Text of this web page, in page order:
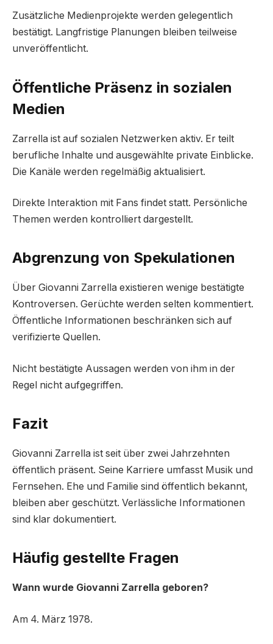
Zusätzliche Medienprojekte werden gelegentlich
bestätigt. Langfristige Planungen bleiben teilweise
unveröffentlicht.
Öffentliche Präsenz in sozialen
Medien
Zarrella ist auf sozialen Netzwerken aktiv. Er teilt
berufliche Inhalte und ausgewählte private Einblicke.
Die Kanäle werden regelmäßig aktualisiert.
Direkte Interaktion mit Fans findet statt. Persönliche
Themen werden kontrolliert dargestellt.
Abgrenzung von Spekulationen
Über Giovanni Zarrella existieren wenige bestätigte
Kontroversen. Gerüchte werden selten kommentiert.
Öffentliche Informationen beschränken sich auf
verifizierte Quellen.
Nicht bestätigte Aussagen werden von ihm in der
Regel nicht aufgegriffen.
Fazit
Giovanni Zarrella ist seit über zwei Jahrzehnten
öffentlich präsent. Seine Karriere umfasst Musik und
Fernsehen. Ehe und Familie sind öffentlich bekannt,
bleiben aber geschützt. Verlässliche Informationen
sind klar dokumentiert.
Häufig gestellte Fragen
Wann wurde Giovanni Zarrella geboren?
Am 4. März 1978.